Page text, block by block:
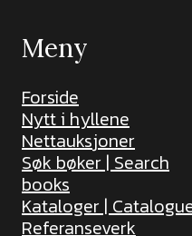
Meny
Forside
Nytt i hyllene
Nettauksjoner
Søk bøker | Search
books
Kataloger |
Referanseverk